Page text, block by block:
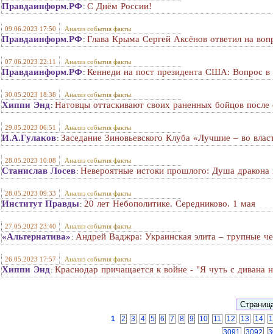
Правдаинформ.РФ: С Днём России!
09.06.2023 17:50 Анализ события факты
Правдаинформ.РФ: Глава Крыма Сергей Аксёнов ответил на
07.06.2023 22:11 Анализ события факты
Правдаинформ.РФ: Кеннеди на пост президента США: Вопрос
30.05.2023 18:38 Анализ события факты
Хиппи Энд : Натовцы оттаскивают своих раненных бойцов после
29.05.2023 06:51 Анализ события факты
И.А.Гулаков: Заседание Зиновьевского Клуба «Лучшие – во
28.05.2023 10:08 Анализ события факты
Станислав Лосев: Невероятные истоки прошлого: Душа дракона
28.05.2023 09:33 Анализ события факты
Институт Правды: 20 лет Небополитике. Середниково. 1 мая
27.05.2023 23:40 Анализ события факты
«Альтернатива» : Андрей Ваджра: Украинская элита – трупные
26.05.2023 17:57 Анализ события факты
Хиппи Энд : Краснодар причащается к войне - "Я чуть с дивана
1 2 3 4 5 6 7 8 9 10 11 12 13 14
3091
3092